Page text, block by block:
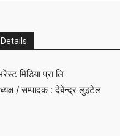
Details
मिडिया प्रा लि
/ सम्पादक : देबेन्द्र लुइटेल